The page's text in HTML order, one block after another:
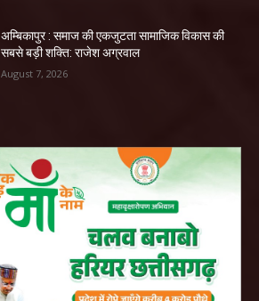
अम्बिकापुर : समाज की एकजुटता सामाजिक विकास की
सबसे बड़ी शक्ति: राजेश अग्रवाल
August 7, 2026